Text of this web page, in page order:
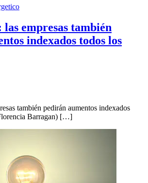
empresas también
indexados todos los
también pedirán aumentos indexados
Barragan) […]